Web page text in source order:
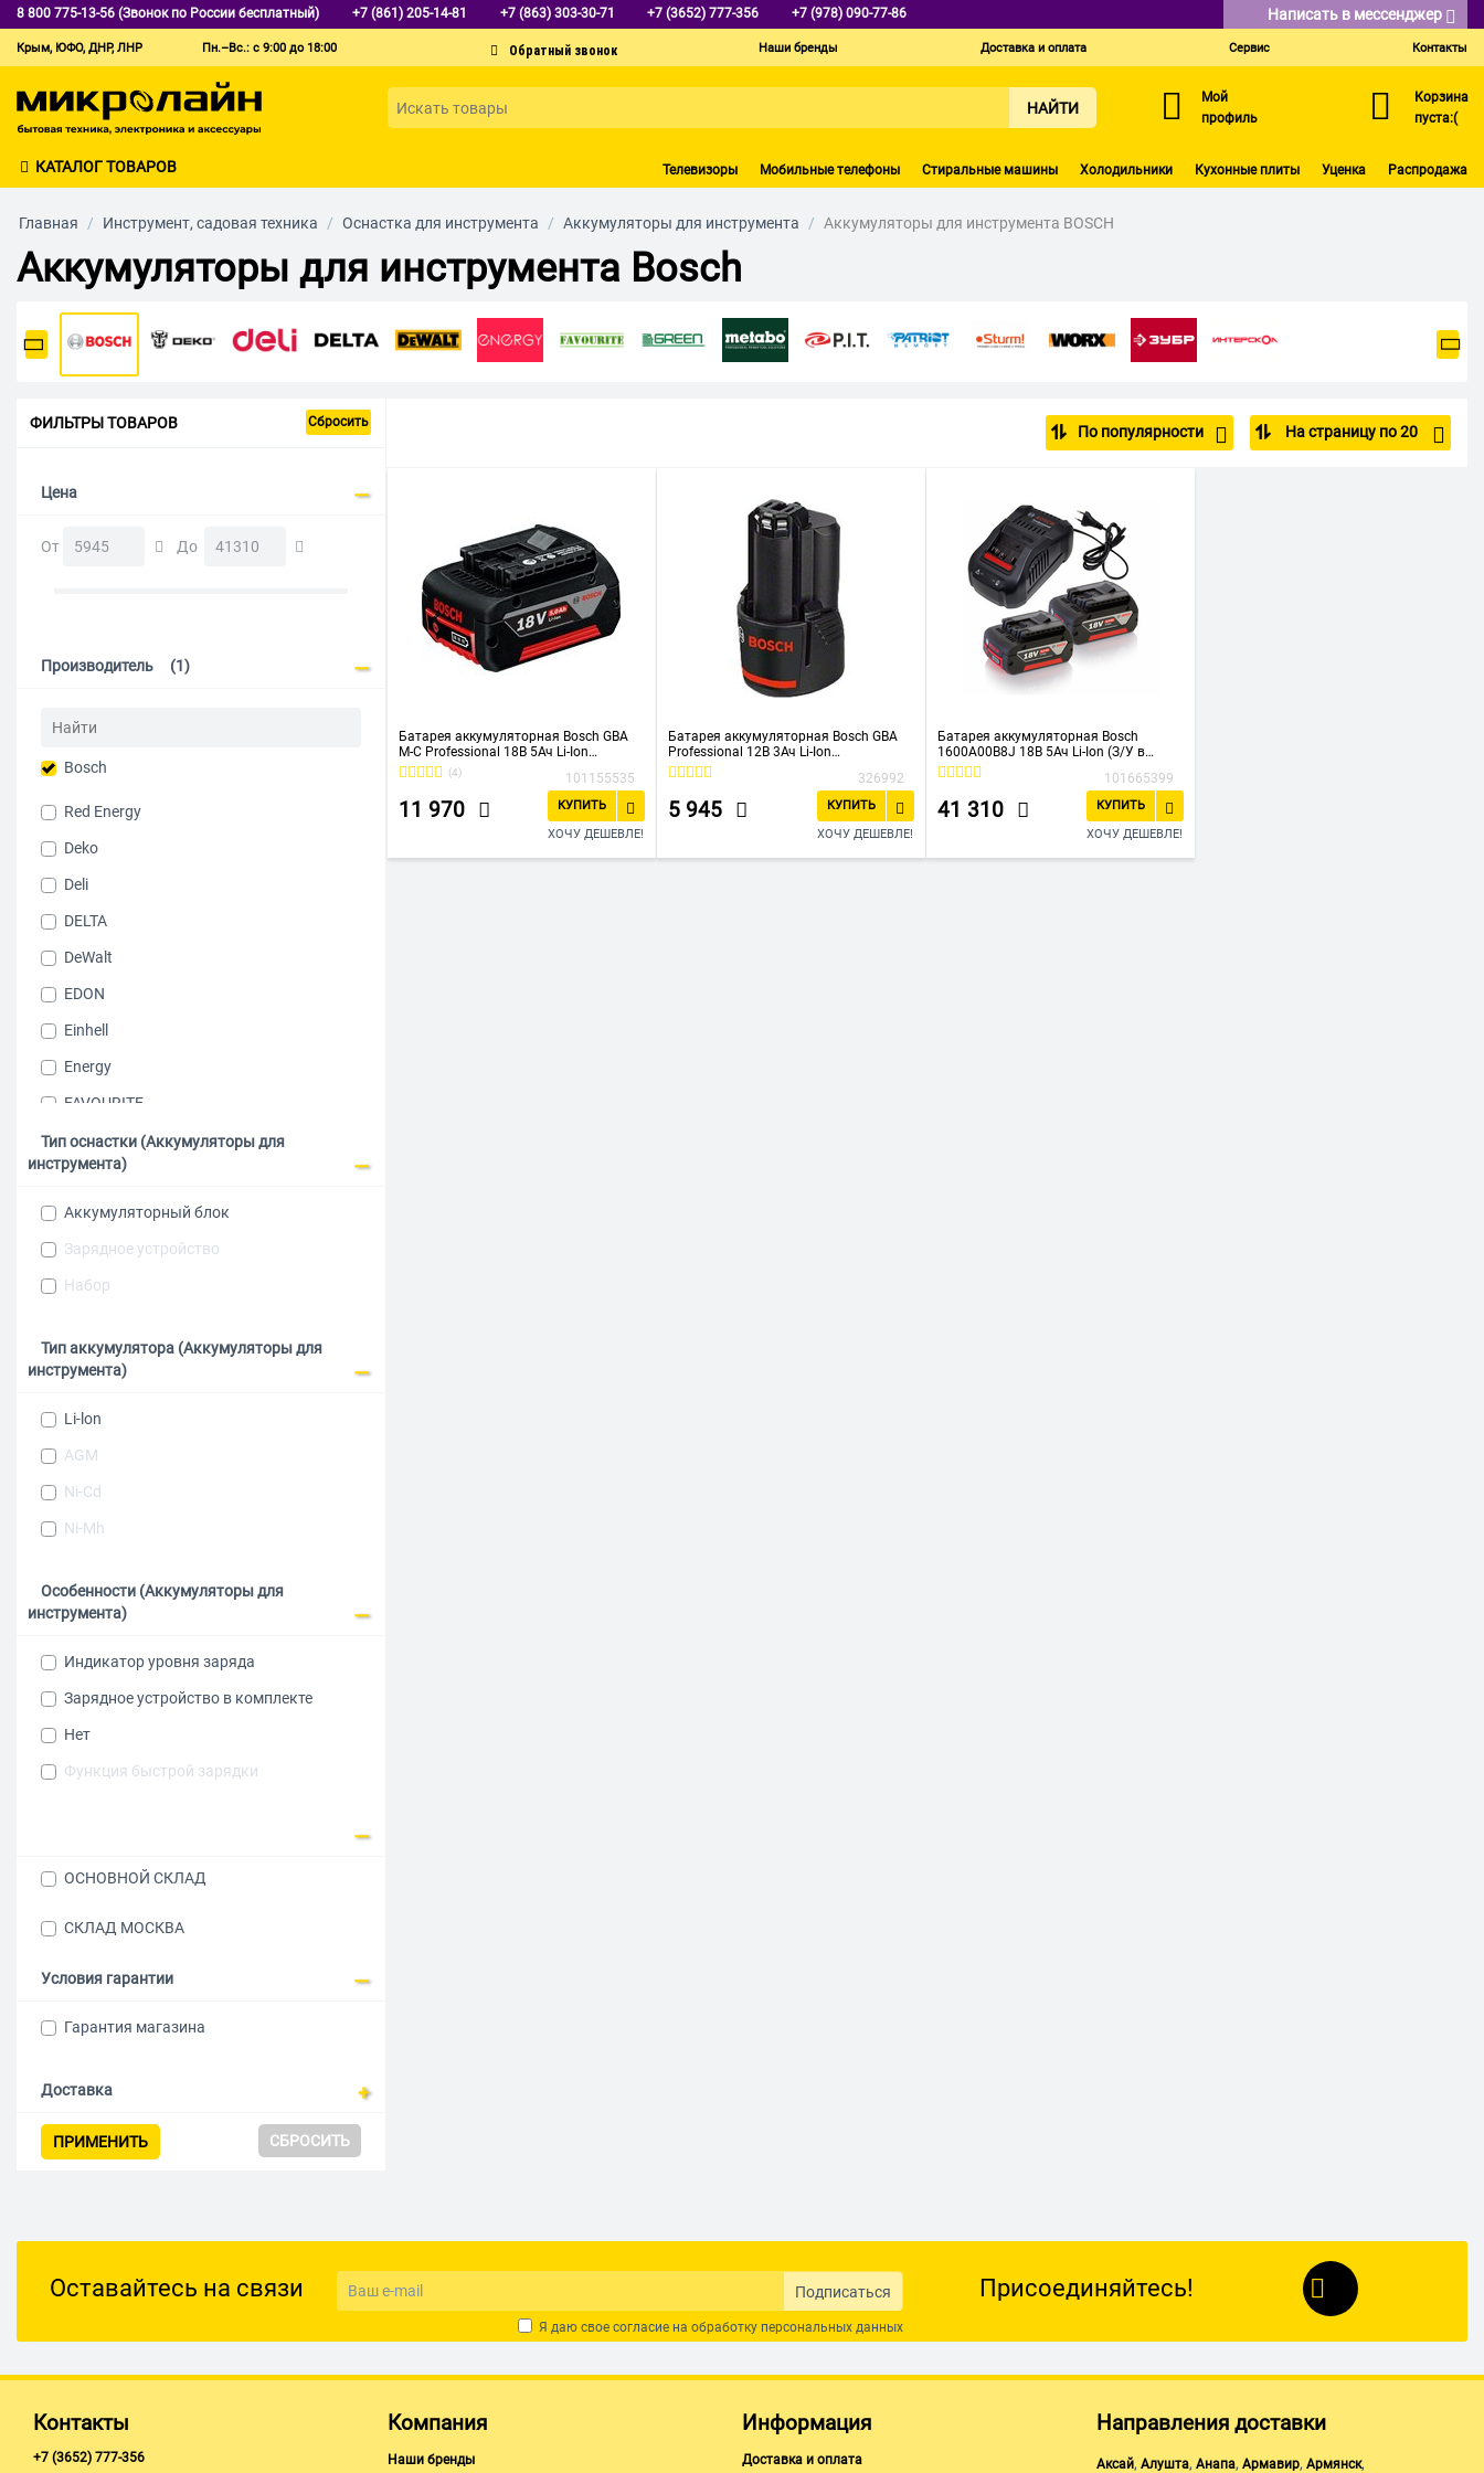
8 800 775-13-56 (Звонок по России бесплатный) +7 (861) 205-14-81 +7 (863) 303-30-71 +7 (3652) 777-356 +7 (978) 090-77-86 Написать в мессенджер
Крым, ЮФО, ДНР, ЛНР Пн.–Вс.: с 9:00 до 18:00 Наши бренды Доставка и оплата Сервис Контакты
НАЙТИ
Мой
профиль
Корзина
пуста:(
КАТАЛОГ ТОВАРОВ Телевизоры Мобильные телефоны Стиральные машины Холодильники Кухонные плиты Уценка Распродажа
Главная / Инструмент, садовая техника / Оснастка для инструмента / Аккумуляторы для инструмента / Аккумуляторы для инструмента BOSCH
Аккумуляторы для инструмента Bosch
ФИЛЬТРЫ ТОВАРОВ Сбросить
Цена
От До
Производитель (1)
Bosch
Red Energy
Deko
Deli
DELTA
DeWalt
EDON
Einhell
Energy
FAVOURITE
Green
KLPRO
Leoch DJW
Metabo
P.I.T.
Ryobi
Тип оснастки (Аккумуляторы для
инструмента)
Аккумуляторный блок
Зарядное устройство
Набор
Тип аккумулятора (Аккумуляторы для
инструмента)
Li-lon
AGM
Ni-Cd
Ni-Mh
Особенности (Аккумуляторы для
инструмента)
Индикатор уровня заряда
Зарядное устройство в комплекте
Нет
Функция быстрой зарядки
ОСНОВНОЙ СКЛАД
СКЛАД МОСКВА
Условия гарантии
Гарантия магазина
Доставка
ПРИМЕНИТЬ СБРОСИТЬ
По популярности На страницу по 20
Батарея аккумуляторная Bosch GBA
M-C Professional 18В 5Ач Li-Ion
(1600A002U5)
(4) 101155535
11 970
КУПИТЬ
ХОЧУ ДЕШЕВЛЕ!
Батарея аккумуляторная Bosch GBA
Professional 12В 3Ач Li-Ion
(1600A00X79)
326992
5 945
КУПИТЬ
ХОЧУ ДЕШЕВЛЕ!
Батарея аккумуляторная Bosch
1600A00B8J 18В 5Ач Li-Ion (З/У в
компл.)
101665399
41 310
КУПИТЬ
ХОЧУ ДЕШЕВЛЕ!
Оставайтесь на связи Подписаться
Я даю свое согласие на обработку персональных данных
Присоединяйтесь!
Контакты
+7 (3652) 777-356
Компания
Наши бренды
Информация
Доставка и оплата
Направления доставки
Аксай, Алушта, Анапа, Армавир, Армянск,